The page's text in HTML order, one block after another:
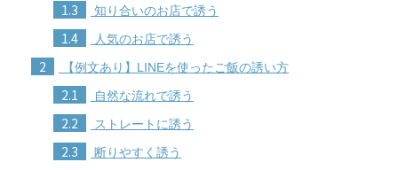
1.3 知り合いのお店で誘う
1.4 人気のお店で誘う
2 【例文あり】LINEを使ったご飯の誘い方
2.1 自然な流れで誘う
2.2 ストレートに誘う
2.3 断りやすく誘う